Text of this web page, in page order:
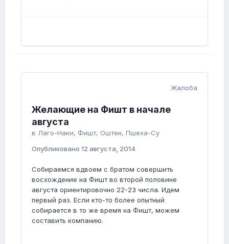
Жалоба
Желающие на Фишт в начале
августа
в Лаго-Наки, Фишт, Оштен, Пшеха-Су
Опубликовано 12 августа, 2014
Собираемся вдвоем с братом совершить
восхождение на Фишт во второй половине
августа ориентировочно 22-23 числа. Идем
первый раз. Если кто-то более опытный
собирается в то же время на Фишт, можем
составить компанию.